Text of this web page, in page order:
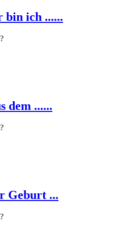
bin ich ......
dem ......
Geburt ...